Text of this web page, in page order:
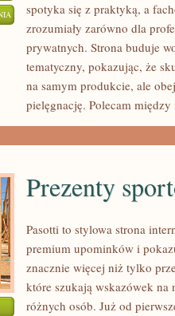
ZRÓB
SAM
(DIY)
spotyka się z praktyką, a
zrozumiały zarówno dla
prywatnych. Strona buduje
tematyczny, pokazując, że
na samym produkcie, ale
pielęgnację. Polecam
Prezenty
Pasotti to stylowa strona
premium upominków i
znacznie więcej niż tylko
które szukają wskazówek na
różnych osób. Już od